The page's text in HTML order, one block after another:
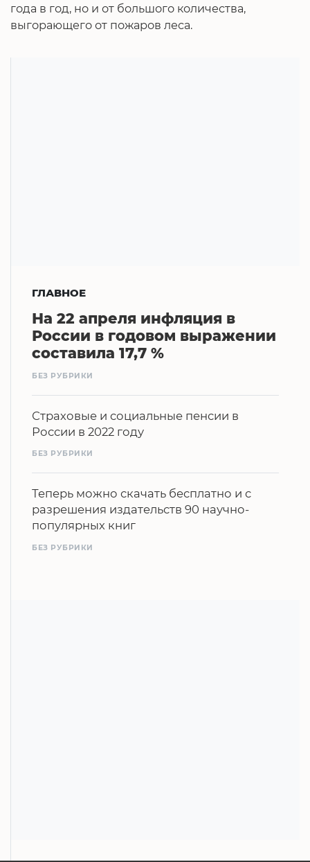
года в год, но и от большого количества,
выгорающего от пожаров леса.
ГЛАВНОЕ
На 22 апреля инфляция в
России в годовом выражении
составила 17,7 %
БЕЗ РУБРИКИ
Страховые и социальные пенсии в
России в 2022 году
БЕЗ РУБРИКИ
Теперь можно скачать бесплатно и с
разрешения издательств 90 научно-
популярных книг
БЕЗ РУБРИКИ